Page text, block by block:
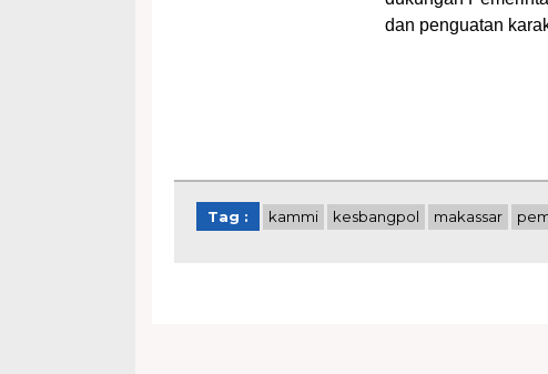
dan penguatan
Tag : kammi kesbangpol makassar